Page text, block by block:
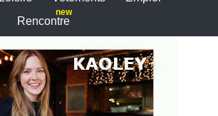
Rencontre
new